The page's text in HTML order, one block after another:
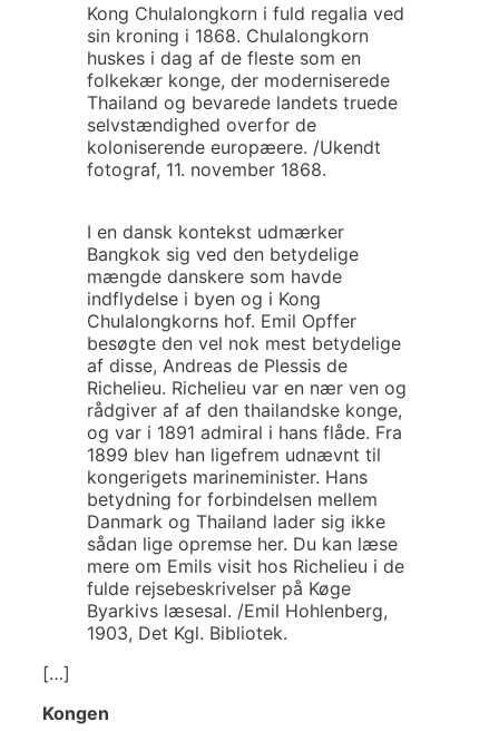
Kong Chulalongkorn i fuld regalia ved
sin kroning i 1868. Chulalongkorn
huskes i dag af de fleste som en
folkekær konge, der moderniserede
Thailand og bevarede landets truede
selvstændighed overfor de
koloniserende europæere. /Ukendt
fotograf, 11. november 1868.
I en dansk kontekst udmærker
Bangkok sig ved den betydelige
mængde danskere som havde
indflydelse i byen og i Kong
Chulalongkorns hof. Emil Opffer
besøgte den vel nok mest betydelige
af disse, Andreas de Plessis de
Richelieu. Richelieu var en nær ven og
rådgiver af af den thailandske konge,
og var i 1891 admiral i hans flåde. Fra
1899 blev han ligefrem udnævnt til
kongerigets marineminister. Hans
betydning for forbindelsen mellem
Danmark og Thailand lader sig ikke
sådan lige opremse her. Du kan læse
mere om Emils visit hos Richelieu i de
fulde rejsebeskrivelser på Køge
Byarkivs læsesal. /Emil Hohlenberg,
1903, Det Kgl. Bibliotek.
[…]
Kongen